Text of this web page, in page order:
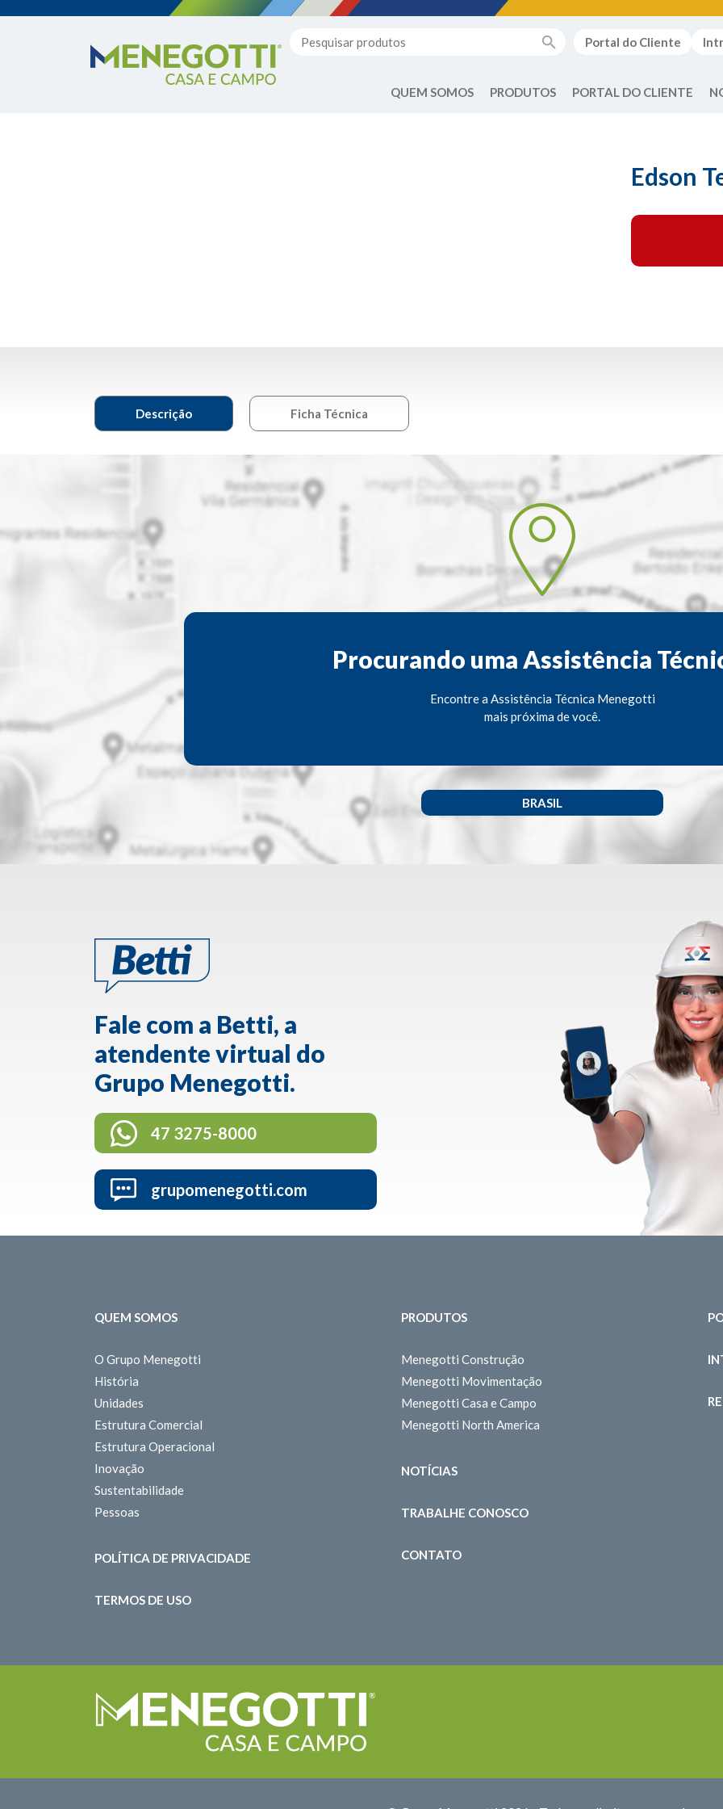
Portal do Cliente
QUEM SOMOS PRODUTOS PORTAL DO CLIENTE
Edson
Descrição Ficha Técnica
Procurando uma Assistência
Encontre a Assistência Técnica Menegotti
mais próxima de você.
BRASIL
Fale com a Betti, a
atendente virtual do
Grupo Menegotti.
47 3275-8000
grupomenegotti.com
QUEM SOMOS
O Grupo Menegotti
História
Unidades
Estrutura Comercial
Estrutura Operacional
Inovação
Sustentabilidade
Pessoas
POLÍTICA DE PRIVACIDADE
TERMOS DE USO
PRODUTOS
Menegotti Construção
Menegotti Movimentação
Menegotti Casa e Campo
Menegotti North America
NOTÍCIAS
TRABALHE CONOSCO
CONTATO